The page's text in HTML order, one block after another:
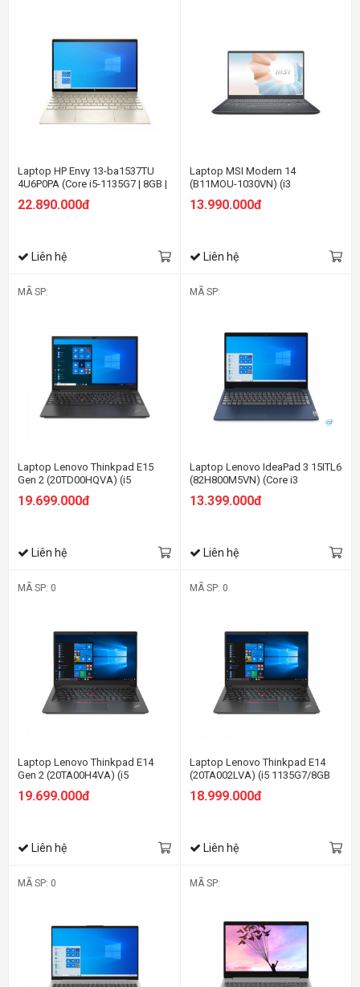
Laptop HP Envy 13-ba1537TU
4U6P0PA (Core i5-1135G7 | 8GB |
256GB | Intel® Iris® Xe | 13.3 inch
FHD | Win 11 | Vàng)
22.890.000đ
Liên hệ
Laptop MSI Modern 14
(B11MOU-1030VN) (i3
1115G4/8GB
RAM/256GBSSD/14.0 inch
13.990.000đ
Liên hệ
MÃ SP:
Laptop Lenovo Thinkpad E15
Gen 2 (20TD00HQVA) (i5
SSD/15.6 FHD/Dos/Đen)
19.699.000đ
Liên hệ
MÃ SP:
Laptop Lenovo IdeaPad 3 15ITL6
(82H800M5VN) (Core i3
SSD/15.6 FHD/Win11/Xanh)
13.399.000đ
Liên hệ
MÃ SP: 0
Laptop Lenovo Thinkpad E14
Gen 2 (20TA00H4VA) (i5
1135G7/8GB RAM/256GB
SSD/14 FHD/Non OS/Đen)
19.699.000đ
Liên hệ
MÃ SP: 0
Laptop Lenovo Thinkpad E14
(20TA002LVA) (i5 1135G7/8GB
RAM/256GB SSD/14 FHD/Dos/
Đen)
18.999.000đ
Liên hệ
MÃ SP: 0 MÃ SP: